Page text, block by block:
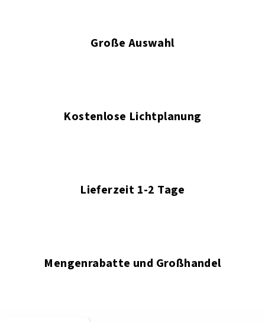
Große Auswahl
Kostenlose Lichtplanung
Lieferzeit 1-2 Tage
Mengenrabatte und Großhandel